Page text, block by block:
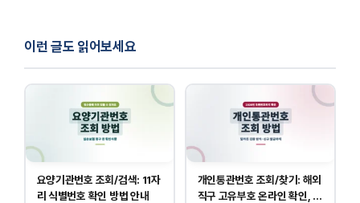
이런 글도 읽어보세요
요양기관번호 조회/검색: 11자
리 식별번호 확인 방법 안내
개인통관번호 조회/찾기: 해외
직구 고유부호 온라인 확인, 발